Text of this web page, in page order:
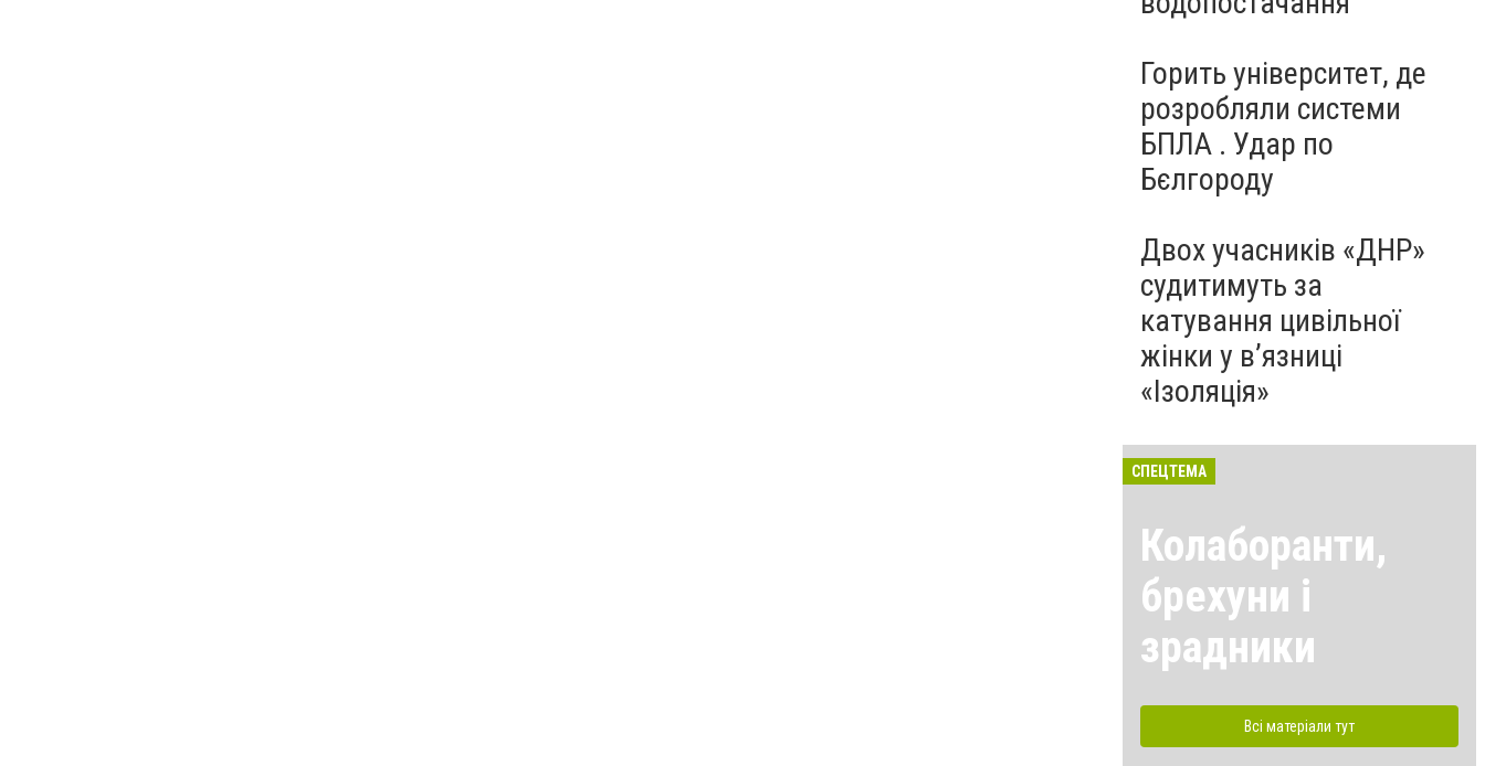
Горить університет, де
розробляли системи
БПЛА . Удар по
Бєлгороду
Двох учасників «ДНР»
судитимуть за
катування цивільної
жінки у в’язниці
«Ізоляція»
СПЕЦТЕМА
Колаборанти,
брехуни і
зрадники
Всі матеріали тут